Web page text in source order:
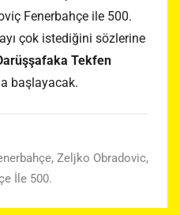
Fenerbahçe ile 500.
çok istediğini sözlerine
Tekfen
başlayacak.
, Zeljko Obradovic,
İle 500.